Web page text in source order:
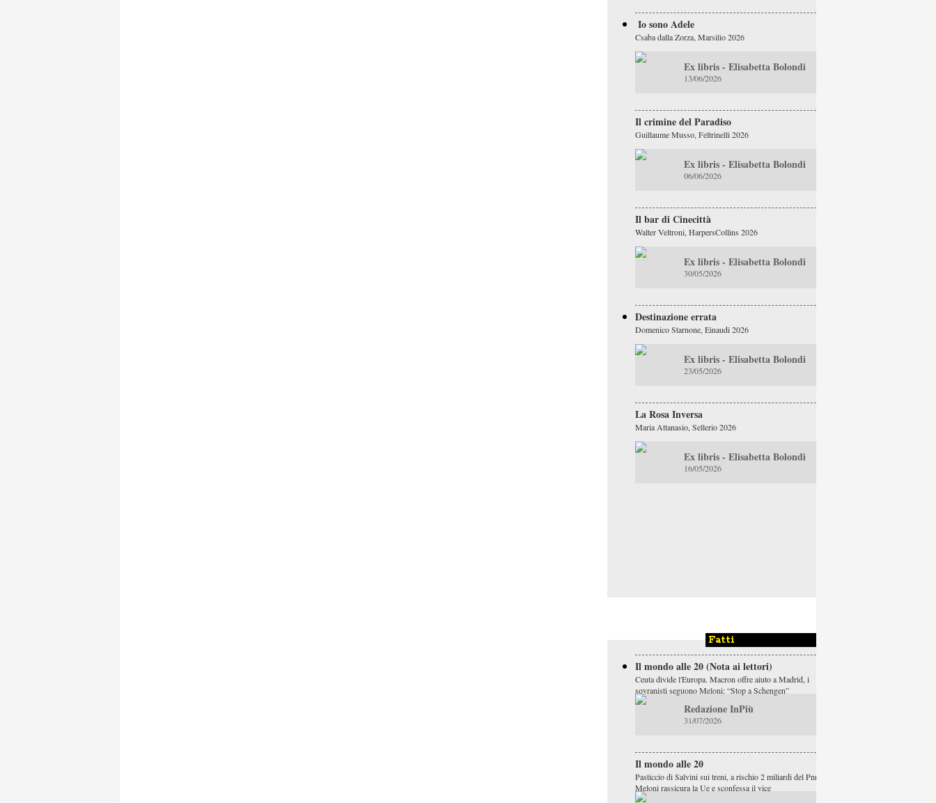
Io sono Adele
Csaba dalla Zorza, Marsilio 2026
Ex libris - Elisabetta Bolondi
13/06/2026
Il crimine del Paradiso
Guillaume Musso, Feltrinelli 2026
Ex libris - Elisabetta Bolondi
06/06/2026
Il bar di Cinecittà
Walter Veltroni, HarpersCollins 2026
Ex libris - Elisabetta Bolondi
30/05/2026
Destinazione errata
Domenico Starnone, Einaudi 2026
Ex libris - Elisabetta Bolondi
23/05/2026
La Rosa Inversa
Maria Attanasio, Sellerio 2026
Ex libris - Elisabetta Bolondi
16/05/2026
Fatti
Il mondo alle 20 (Nota ai lettori)
Ceuta divide l'Europa. Macron offre aiuto a Madrid, i
sovranisti seguono Meloni: “Stop a Schengen”
Redazione InPiù
31/07/2026
Il mondo alle 20
Pasticcio di Salvini sui treni, a rischio 2 miliardi del Pnrr.
Meloni rassicura la Ue e sconfessa il vice